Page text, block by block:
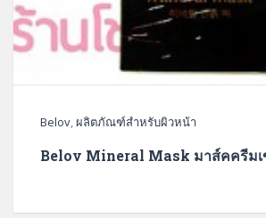
Belov,ผลิตภัณฑ์สำหรับผิวหน้า
Belov Mineral Mask มาส์คครีม